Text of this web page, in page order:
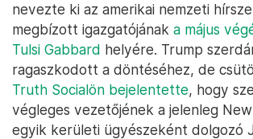
nevezte ki az amerikai nemzeti
megbízott igazgatójának a május
Tulsi Gabbard helyére. Trump
ragaszkodott a döntéséhez, de
Truth Socialön bejelentette, hogy
végleges vezetőjének a jelenleg
egyik kerületi ügyészeként dolgozó